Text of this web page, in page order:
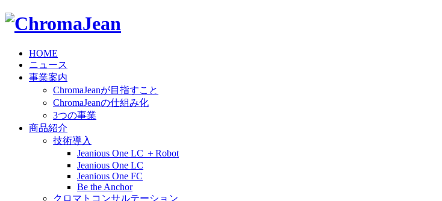
HOME
ニュース
事業案内
ChromaJeanが目指すこと
ChromaJeanの仕組み化
3つの事業
商品紹介
技術導入
Jeanious One LC ＋Robot
Jeanious One LC
Jeanious One FC
Be the Anchor
クロマトコンサルテーション